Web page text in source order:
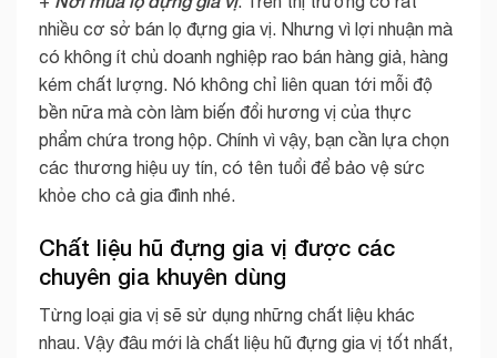
nhiều cơ sở bán lọ đựng gia vị. Nhưng vì lợi nhuận mà
có không ít chủ doanh nghiệp rao bán hàng giả, hàng
kém chất lượng. Nó không chỉ liên quan tới mỗi độ
bền nữa mà còn làm biến đổi hương vị của thực
phẩm chứa trong hộp. Chính vì vậy, bạn cần lựa chọn
các thương hiệu uy tín, có tên tuổi để bảo vệ sức
khỏe cho cả gia đình nhé.
Chất liệu hũ đựng gia vị được các
chuyên gia khuyên dùng
Từng loại gia vị sẽ sử dụng những chất liệu khác
nhau. Vậy đâu mới là chất liệu hũ đựng gia vị tốt nhất,